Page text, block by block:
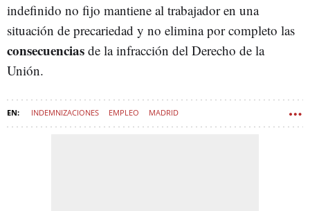
indefinido no fijo mantiene al trabajador en una
situación de precariedad y no elimina por completo las
consecuencias de la infracción del Derecho de la
Unión.
INDEMNIZACIONES EMPLEO MADRID